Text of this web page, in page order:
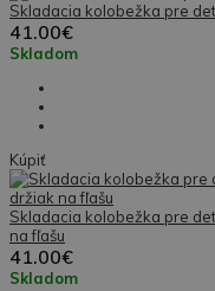
Skladacia kolobežka pre
41.00€
Skladom
Kúpiť
Skladacia kolobežka pre
na fľašu
41.00€
Skladom